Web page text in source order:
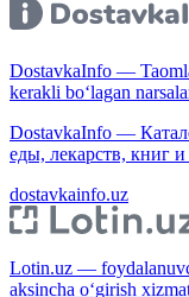
DostavkaInfo —
kerakli bo‘lagan
DostavkaInfo —
еды, лекарств, книг
dostavkainfo.uz
Lotin.uz —
aksincha o‘girish